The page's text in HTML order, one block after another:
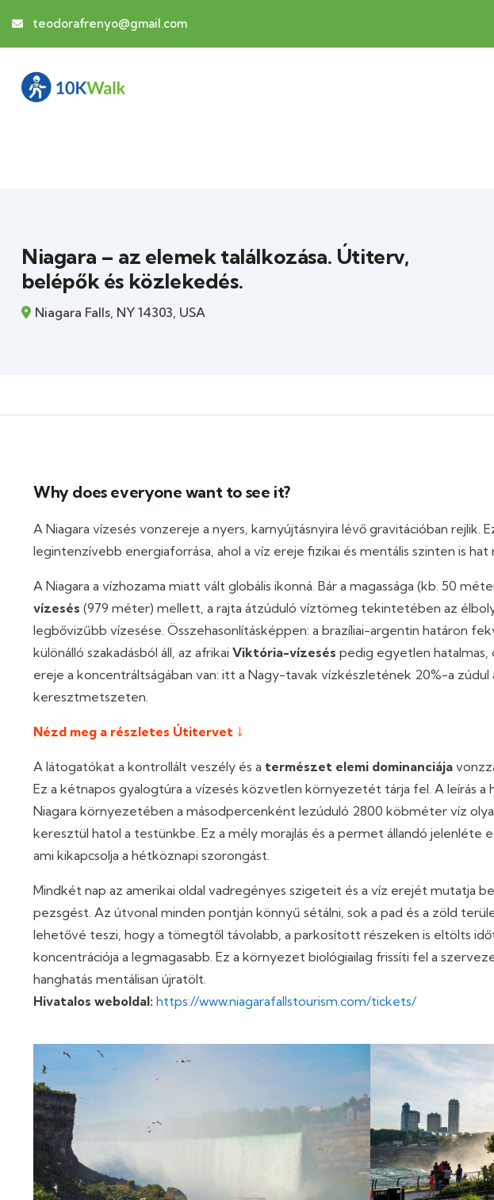
teodorafrenyo@gmail.com
Niagara – az elemek találkozása. Útiterv,
belépők és közlekedés.
Niagara Falls, NY 14303, USA
Why does everyone want to see it?
A Niagara vízesés vonzereje a nyers, karnyújtásnyira lévő gravitációban rejlik.
legintenzívebb energiaforrása, ahol a víz ereje fizikai és mentális szinten is hat
A Niagara a vízhozama miatt vált globális ikonná. Bár a magassága (kb. 50
vízesés (979 méter) mellett, a rajta átzúduló víztömeg tekintetében az
legbővizűbb vízesése. Összehasonlításképpen: a brazíliai-argentin határon
különálló szakadásból áll, az afrikai Viktória-vízesés pedig egyetlen hatalmas,
ereje a koncentráltságában van: itt a Nagy-tavak vízkészletének 20%-a
keresztmetszeten.
Nézd meg a részletes Útitervet ↓
A látogatókat a kontrollált veszély és a természet elemi dominanciája
Ez a kétnapos gyalogtúra a vízesés közvetlen környezetét tárja fel. A leírás a
Niagara környezetében a másodpercenként lezúduló 2800 köbméter víz
keresztül hatol a testünkbe. Ez a mély morajlás és a permet állandó jelenléte
ami kikapcsolja a hétköznapi szorongást.
Mindkét nap az amerikai oldal vadregényes szigeteit és a víz erejét mutatja
pezsgést. Az útvonal minden pontján könnyű sétálni, sok a pad és a zöld
lehetővé teszi, hogy a tömegtől távolabb, a parkosított részeken is eltölts
koncentrációja a legmagasabb. Ez a környezet biológiailag frissíti fel a
hanghatás mentálisan újratölt.
Hivatalos weboldal: https://www.niagarafallstourism.com/tickets/